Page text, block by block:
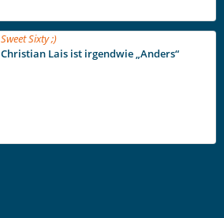
Sweet Sixty ;)
Christian Lais ist irgendwie „Anders“